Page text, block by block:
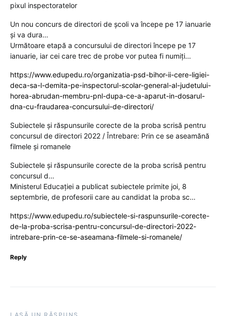
pixul inspectoratelor
Un nou concurs de directori de școli va începe pe 17 ianuarie
și va dura…
Următoare etapă a concursului de directori începe pe 17
ianuarie, iar cei care trec de probe vor putea fi numiți…
https://www.edupedu.ro/organizatia-psd-bihor-ii-cere-ligiei-
deca-sa-l-demita-pe-inspectorul-scolar-general-al-judetului-
horea-abrudan-membru-pnl-dupa-ce-a-aparut-in-dosarul-
dna-cu-fraudarea-concursului-de-directori/
Subiectele și răspunsurile corecte de la proba scrisă pentru
concursul de directori 2022 / Întrebare: Prin ce se aseamănă
filmele și romanele
Subiectele și răspunsurile corecte de la proba scrisă pentru
concursul d…
Ministerul Educației a publicat subiectele primite joi, 8
septembrie, de profesorii care au candidat la proba sc…
https://www.edupedu.ro/subiectele-si-raspunsurile-corecte-
de-la-proba-scrisa-pentru-concursul-de-directori-2022-
intrebare-prin-ce-se-aseamana-filmele-si-romanele/
Reply